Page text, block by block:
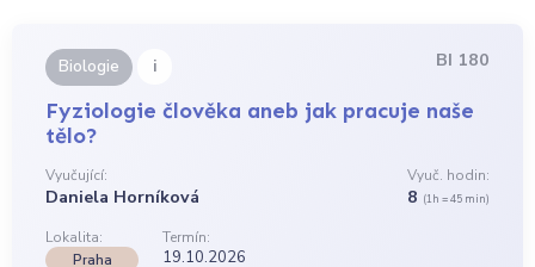
Biologie i BI 180
Fyziologie člověka aneb jak pracuje naše
tělo?
Vyučující:
Daniela Horníková
Vyuč. hodin:
8 (1h = 45 min)
Lokalita:
Termín:
Praha
19.10.2026